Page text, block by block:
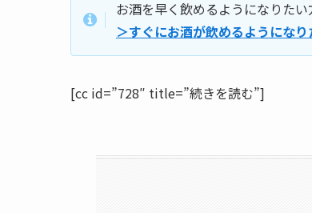
お酒を早く飲めるようになりたい
＞すぐにお酒が飲めるようにな
[cc id=”728″ title=”続きを読む”]